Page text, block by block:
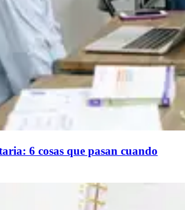
6 cosas que pasan cuando